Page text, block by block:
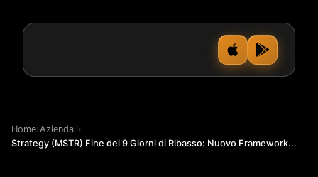
Home›Aziendali›
Strategy (MSTR) Fine dei 9 Giorni di Ribasso: Nuovo Framework...